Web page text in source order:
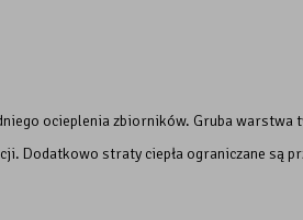
ocieplenia zbiorników. Gruba
Dodatkowo straty ciepła ograniczane są